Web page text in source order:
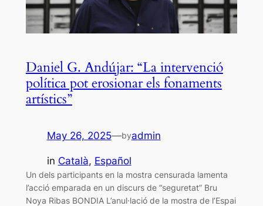
Daniel G. Andújar: “La intervenció
política pot erosionar els fonaments
artístics”
May 26, 2025—byadmin
in Català, Español
Un dels participants en la mostra censurada lamenta
l’acció emparada en un discurs de “seguretat” Bru
Noya Ribas BONDIA L’anul·lació de la mostra de l’Espai